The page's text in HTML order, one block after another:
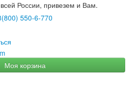
России, привезем и Вам.
550-6-770
Моя корзина